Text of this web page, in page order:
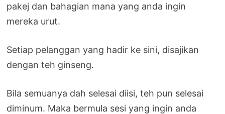
pakej dan bahagian mana yang anda ingin
mereka urut.
Setiap pelanggan yang hadir ke sini, disajikan
dengan teh ginseng.
Bila semuanya dah selesai diisi, teh pun selesai
diminum. Maka bermula sesi yang ingin anda